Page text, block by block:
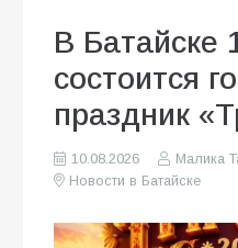
В Батайске
состоится
праздник
10.08.2026
Малика
Новости в Батайске